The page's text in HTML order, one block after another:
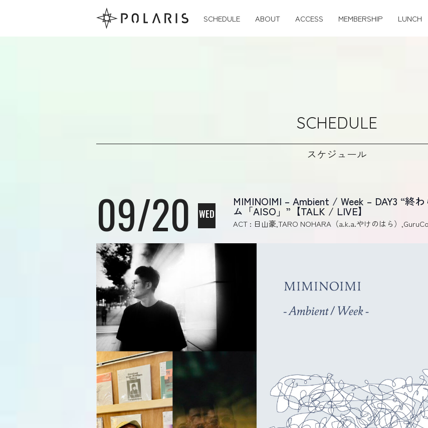
SCHEDULE ABOUT ACCESS MEMBERSHIP LUNCH
SCHEDULE
スケジュール
09/20 WED
MIMINOIMI – Ambient / Week – DAY3 “終
ム「AISO」”【TALK / LIVE】
ACT : 日山豪,TARO NOHARA（a.k.a.やけのはら）